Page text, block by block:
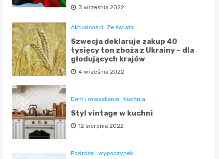
3 września 2022
Aktualności Ze świata
Szwecja deklaruje zakup 40
tysięcy ton zboża z Ukrainy – dla
głodujących krajów
4 września 2022
Dom i mieszkanie Kuchnia
Styl vintage w kuchni
12 sierpnia 2022
Podróże i wypoczynek